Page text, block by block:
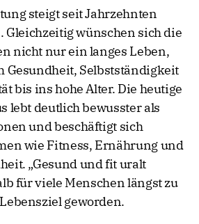
steigt seit Jahrzehnten
wünschen sich die
nicht nur ein langes Leben,
Gesundheit, Selbstständigkeit
bis ins hohe Alter. Die heutige
lebt deutlich bewusster als
und beschäftigt sich
wie Fitness, Ernährung und
„Gesund und fit uralt
für viele Menschen längst zu
geworden.